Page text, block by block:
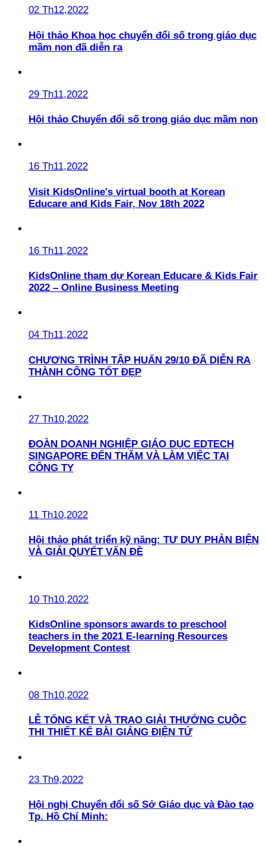
02 Th12,2022
Hội thảo Khoa học chuyển đổi số trong giáo dục
mầm non đã diễn ra
29 Th11,2022
Hội thảo Chuyển đổi số trong giáo dục mầm non
16 Th11,2022
Visit KidsOnline's virtual booth at Korean
Educare and Kids Fair, Nov 18th 2022
16 Th11,2022
KidsOnline tham dự Korean Educare & Kids Fair
2022 – Online Business Meeting
04 Th11,2022
CHƯƠNG TRÌNH TẬP HUẤN 29/10 ĐÃ DIỄN RA
THÀNH CÔNG TỐT ĐẸP
27 Th10,2022
ĐOÀN DOANH NGHIỆP GIÁO DỤC EDTECH
SINGAPORE ĐẾN THĂM VÀ LÀM VIỆC TẠI
CÔNG TY
11 Th10,2022
Hội thảo phát triển kỹ năng: TƯ DUY PHẢN BIỆN
VÀ GIẢI QUYẾT VẤN ĐỀ
10 Th10,2022
KidsOnline sponsors awards to preschool
teachers in the 2021 E-learning Resources
Development Contest
08 Th10,2022
LỄ TỔNG KẾT VÀ TRAO GIẢI THƯỞNG CUỘC
THI THIẾT KẾ BÀI GIẢNG ĐIỆN TỬ
23 Th9,2022
Hội nghị Chuyển đổi số Sở Giáo dục và Đào tạo
Tp. Hồ Chí Minh: